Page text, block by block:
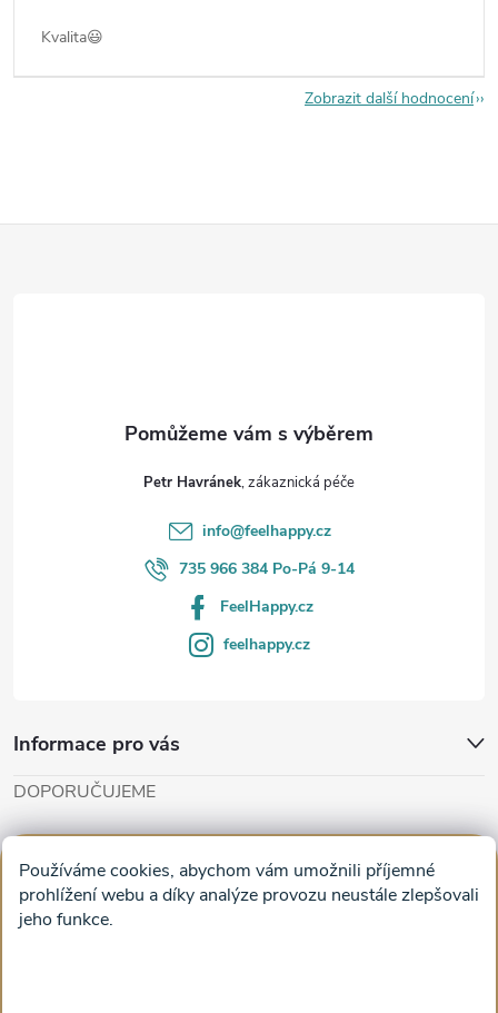
Používáme cookies, abychom vám umožnili příjemné
prohlížení webu a díky analýze provozu neustále zlepšovali
jeho funkce.
Kvalita😃
Zobrazit další hodnocení
Petr Havránek
info@feelhappy.cz
735 966 384 Po-Pá 9-14
FeelHappy.cz
feelhappy.cz
Informace pro vás
DOPORUČUJEME
Obrazy na plátně na zeď a stěnu do obýváku
Facebook